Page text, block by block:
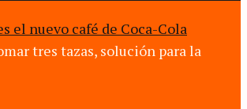
el nuevo café de Coca-Cola
tres tazas, solución para la